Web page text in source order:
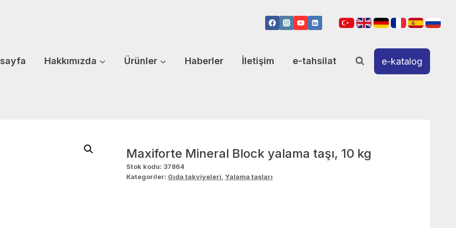
Hakkımızda Ürünler Haberler İletişim e-tahsilat e-katalog
Maxiforte Mineral Block yalama taşı, 10 kg
Stok kodu: 37864
Kategoriler: Gıda takviyeleri, Yalama taşları